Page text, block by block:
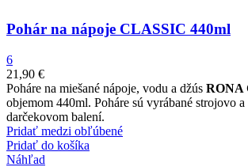
Pohár na nápoje CLASSIC 440ml
6
21,90 €
Poháre na miešané nápoje, vodu a džús RONA
objemom 440ml. Poháre sú vyrábané strojovo a
darčekovom balení.
Pridať medzi obľúbené
Pridať do košíka
Náhľad